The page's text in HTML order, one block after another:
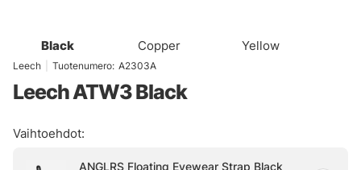
Black Copper Yellow
Leech Tuotenumero: A2303A
Leech ATW3 Black
Vaihtoehdot:
ANGLRS Floating Eyewear Strap Black